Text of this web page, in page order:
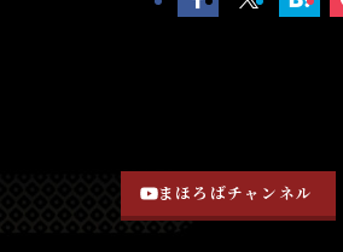
まほろばチャンネル